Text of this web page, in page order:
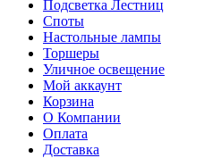
Подсветка Лестниц
Споты
Настольные лампы
Торшеры
Уличное освещение
Мой аккаунт
Корзина
О Компании
Оплата
Доставка